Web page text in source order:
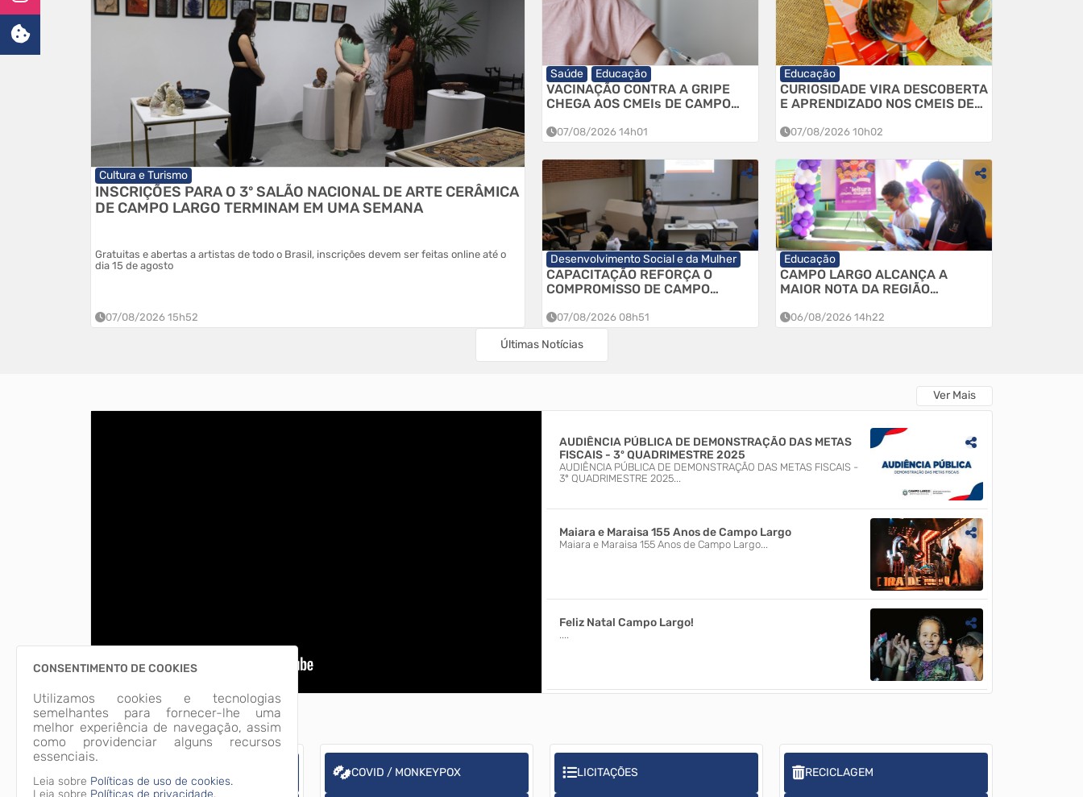
Cultura e Turismo
INSCRIÇÕES PARA O 3º SALÃO NACIONAL DE ARTE CERÂMICA
DE CAMPO LARGO TERMINAM EM UMA SEMANA
Gratuitas e abertas a artistas de todo o Brasil, inscrições devem ser feitas online até o
dia 15 de agosto
07/08/2026 15h52
Saúde Educação
VACINAÇÃO CONTRA A GRIPE
CHEGA AOS CMEIs DE CAMPO
DAS CRIANÇAS
07/08/2026 14h01
Educação
CURIOSIDADE VIRA DESCOBERTA
E APRENDIZADO NOS CMEIS DE
07/08/2026 10h02
Desenvolvimento Social e da Mulher
CAPACITAÇÃO REFORÇA O
COMPROMISSO DE CAMPO
CRIANÇAS E ADOLESCENTES
07/08/2026 08h51
Educação
CAMPO LARGO ALCANÇA A
MAIOR NOTA DA REGIÃO
E ROMPE, PELA PRIMEIRA VEZ, A
BARREIRA DOS 7 PONTOS
06/08/2026 14h22
Últimas Notícias
Ver Mais
AUDIÊNCIA PÚBLICA DE DEMONSTRAÇÃO DAS METAS
FISCAIS - 3º QUADRIMESTRE 2025
AUDIÊNCIA PÚBLICA DE DEMONSTRAÇÃO DAS METAS FISCAIS -
3º QUADRIMESTRE 2025...
Maiara e Maraisa 155 Anos de Campo Largo
Maiara e Maraisa 155 Anos de Campo Largo...
Feliz Natal Campo Largo!
....
COVID / MONKEYPOX LICITAÇÕES RECICLAGEM
CONSENTIMENTO DE COOKIES
Utilizamos cookies e tecnologias
semelhantes para fornecer-lhe uma
melhor experiência de navegação, assim
como providenciar alguns recursos
essenciais.
Leia sobre Políticas de uso de cookies.
Leia sobre Políticas de privacidade.